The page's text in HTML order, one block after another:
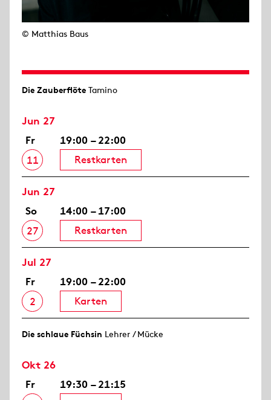
© Matthias Baus
Die Zauberflöte Tamino
Jun 27
Fr
11
19:00 – 22:00
Restkarten
Jun 27
So
27
14:00 – 17:00
Restkarten
Jul 27
Fr
2
19:00 – 22:00
Karten
Die schlaue Füchsin Lehrer / Mücke
Okt 26
Fr
19:30 – 21:15